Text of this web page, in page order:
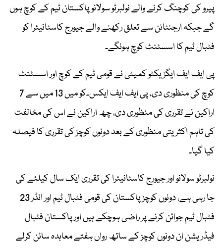
پیرو کی کوچنگ کرنے والے نولبرٹو سولانو پاکستان ٹیم کے کوچ ہوں
گے جبکہ ارجنٹائن سے تعلق رکھنے والے جیورج کاسٹانیئرا کو
فٹبال ٹیم کا اسسٹنٹ کوچ ہونگے۔
پی ایف ایف ایگزیکٹو کمیٹی نے قومی ٹیم کے کوچ اور اسسٹنٹ
کوچ کی منظوری دی، پی ایف ایف ایکس۔کو میں 13 میں سے 7
اراکین نے تقرری کی منظوری دی، چھ اراکین نے اس کی مخالفت
کی تاہم اکثریتی منظوری کے بعد دونوں کوچز کی تقرری کا فیصلہ
کیا گیا۔
نولبرٹو سولانو اور جیورج کاسٹانیئرا کی تقرری ایک سال کیلئے کی
جا رہی ہے، دونوں کوچز پاکستان کی قومی فٹبال ٹیم اور انڈر 23
فٹبال ٹیم جوائن کرنے پر راضی ہوچکے ہیں اور پاکستان فٹبال
فیڈریشن ان دونوں کوچز کے ساتھ رواں ہفتے معاہدہ سائن کرلے